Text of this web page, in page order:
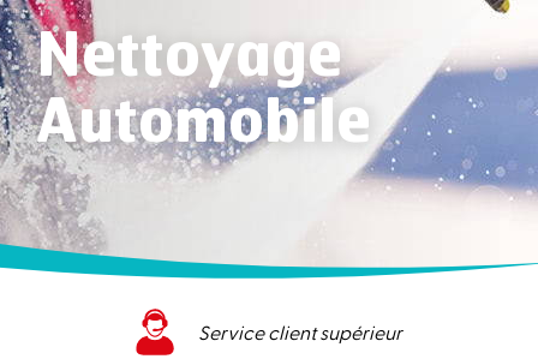
Nettoyage
Automobile
Service client supérieur